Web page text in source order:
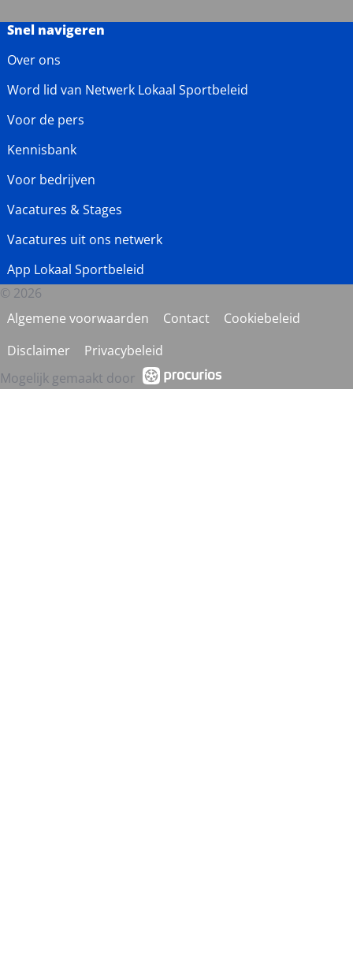
Snel navigeren
Over ons
Word lid van Netwerk Lokaal Sportbeleid
Voor de pers
Kennisbank
Voor bedrijven
Vacatures & Stages
Vacatures uit ons netwerk
App Lokaal Sportbeleid
© 2026
Algemene voorwaarden
Contact
Cookiebeleid
Disclaimer
Privacybeleid
Mogelijk gemaakt door